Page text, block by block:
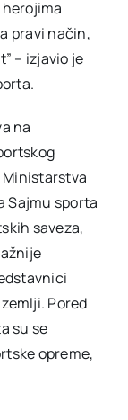
pravi način,
– izjavio je
na
Ministarstva
Sajmu sporta
saveza,
Pored
su se
opreme,